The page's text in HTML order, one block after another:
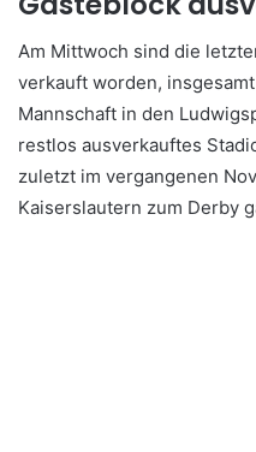
Am Mittwoch sind die
verkauft worden,
Mannschaft in den
restlos ausverkauftes
zuletzt im vergangenen
Kaiserslautern zum Derby